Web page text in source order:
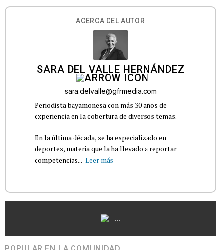
ACERCA DEL AUTOR
SARA DEL VALLE HERNÁNDEZ
sara.delvalle@gfrmedia.com
Periodista bayamonesa con más 30 años de
experiencia en la cobertura de diversos temas.
En la última década, se ha especializado en
deportes, materia que la ha llevado a reportar
competencias... Leer más
...